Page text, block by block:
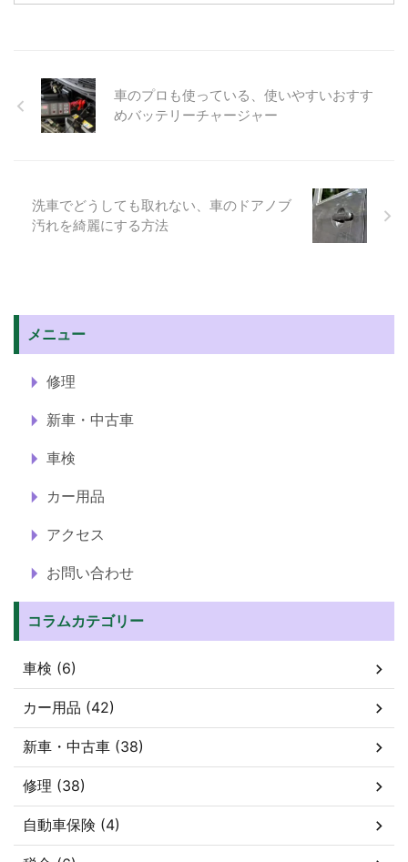
車のプロも使っている、使いやすいおすす
めバッテリーチャージャー
洗車でどうしても取れない、車のドアノブ
汚れを綺麗にする方法
メニュー
修理
新車・中古車
車検
カー用品
アクセス
お問い合わせ
コラムカテゴリー
車検 (6)
カー用品 (42)
新車・中古車 (38)
修理 (38)
自動車保険 (4)